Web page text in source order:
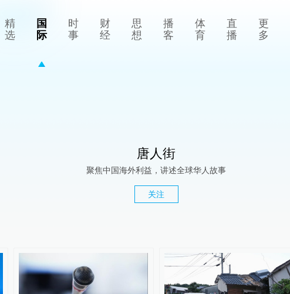
精
选
国
际
时
事
财
经
思
想
播
客
体
育
直
播
更
多
唐人街
聚焦中国海外利益，讲述全球华人故事
关注